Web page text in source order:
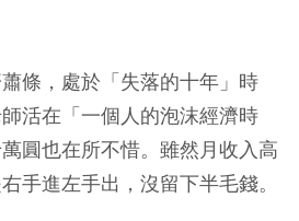
條，處於「失落的十年」時
活在「一個人的泡沫經濟時
圓也在所不惜。雖然月收入高
手進左手出，沒留下半毛錢。